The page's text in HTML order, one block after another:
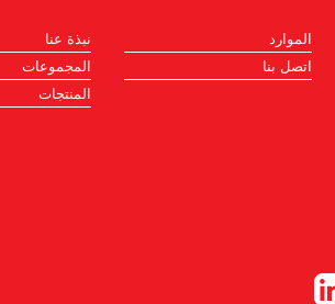
نبذة عنا
المجموعات
المنتجات
الموارد
اتصل بنا